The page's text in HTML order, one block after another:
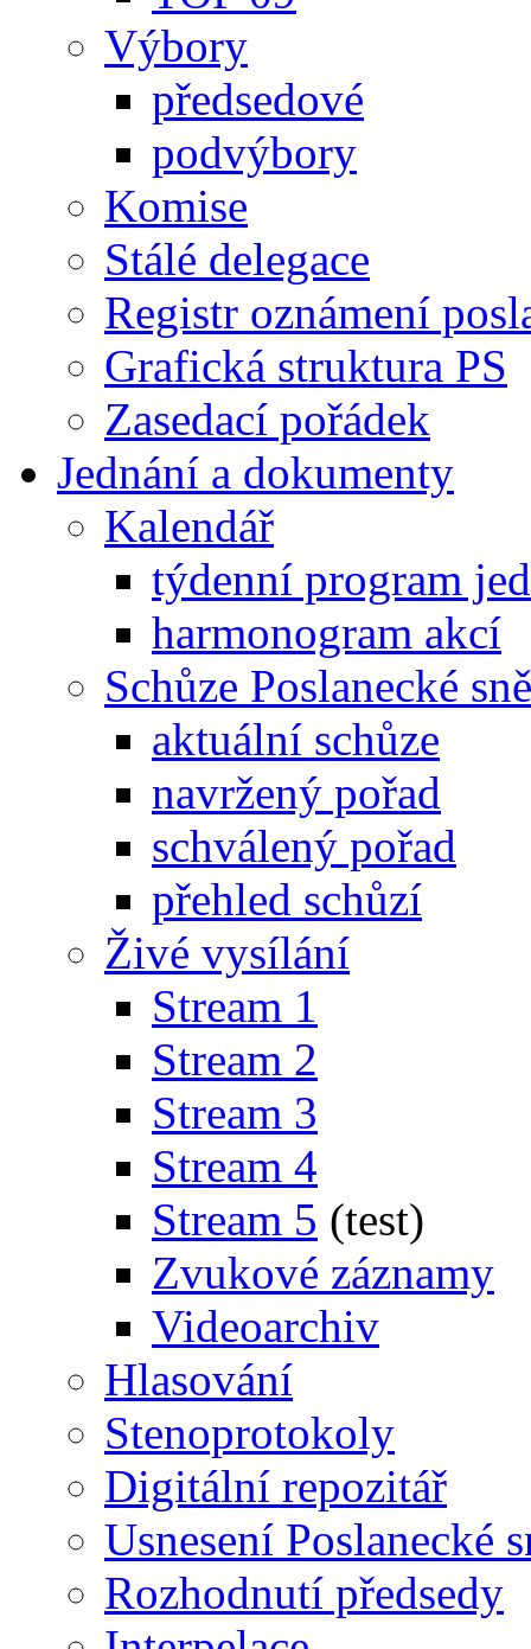
Výbory
předsedové
podvýbory
Komise
Stálé delegace
Registr oznámení
Grafická struktura PS
Zasedací pořádek
Jednání a dokumenty
Kalendář
týdenní program
harmonogram akcí
Schůze Poslanecké
aktuální schůze
navržený pořad
schválený pořad
přehled schůzí
Živé vysílání
Stream 1
Stream 2
Stream 3
Stream 4
Stream 5 (test)
Zvukové záznamy
Videoarchiv
Hlasování
Stenoprotokoly
Digitální repozitář
Usnesení Poslanecké
Rozhodnutí předsedy